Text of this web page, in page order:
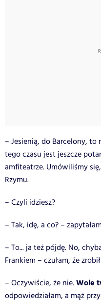
– Jesienią, do Barcelony, to
tego czasu jest jeszcze
amfiteatrze. Umówiliśmy
Rzymu.
– Czyli idziesz?
– Tak, idę, a co? –
– To... ja też pójdę. No,
Frankiem – czułam, że
– Oczywiście, że nie.Wole
odpowiedziałam, a mąż